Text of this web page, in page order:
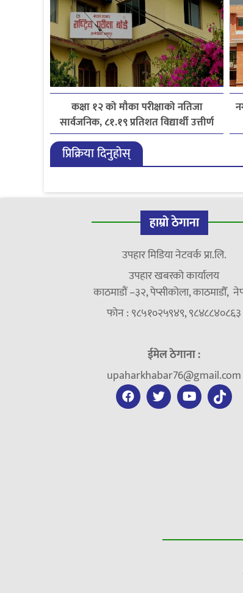
कक्षा १२ को मौका परीक्षाको नतिजा
सार्वजनिक, ८१.१९ प्रतिशत विद्यार्थी उत्तीर्ण
प्रिक्रिया दिनुहोस्
हाम्रो ठेगाना
उपहार मिडिया नेटवर्क प्रा.लि.
उपहार खबरको कार्यालय
काठमाडौं –३२, पेप्सीकोला, काठमाडौँ,
फोन : ९८५१०२५९४९, ९८४८८४०८६३
ईमेल ठेगाना :
upaharkhabar76@gmail.com